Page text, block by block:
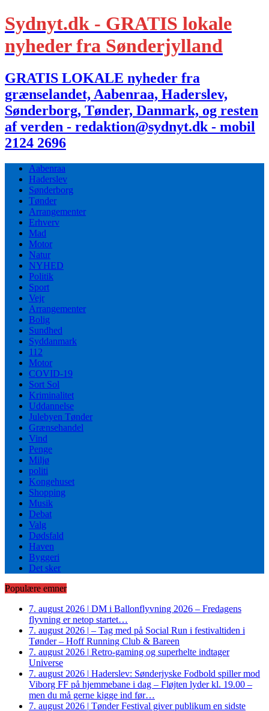
Sydnyt.dk - GRATIS lokale
nyheder fra Sønderjylland
GRATIS LOKALE nyheder fra
grænselandet, Aabenraa, Haderslev,
Sønderborg, Tønder, Danmark, og resten
af verden - redaktion@sydnyt.dk - mobil
2124 2696
Aabenraa
Haderslev
Sønderborg
Tønder
Arrangementer
Erhverv
Mad
Motor
Natur
NYHED
Politik
Sport
Vejr
Arrangementer
Bolig
Sundhed
Syddanmark
112
Motor
COVID-19
Sort Sol
Kriminalitet
Uddannelse
Julebyen Tønder
Grænsehandel
Vind
Penge
Miljø
politi
Kongehuset
Shopping
Musik
Debat
Valg
Dødsfald
Haven
Byggeri
Det sker
Populære emner
7. august 2026 | DM i Ballonflyvning 2026 – Fredagens
flyvning er netop startet…
7. august 2026 | – Tag med på Social Run i festivaltiden i
Tønder – Hoff Running Club & Bareen
7. august 2026 | Retro-gaming og superhelte indtager
Universe
7. august 2026 | Haderslev: Sønderjyske Fodbold spiller mod
Viborg FF på hjemmebane i dag – Fløjten lyder kl. 19.00 –
men du må gerne kigge ind før…
7. august 2026 | Tønder Festival giver publikum en sidste